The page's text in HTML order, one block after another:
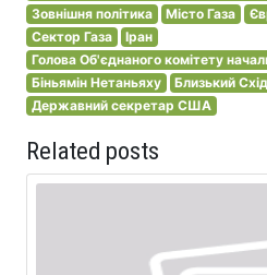
Зовнішня політика
Місто Газа
Сектор Газа
Іран
Голова Об'єднаного комітету
Біньямін Нетаньяху
Близький Схід
Державний секретар США
Related posts